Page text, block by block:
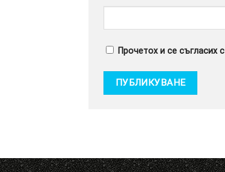
Прочетох и се съгласих с